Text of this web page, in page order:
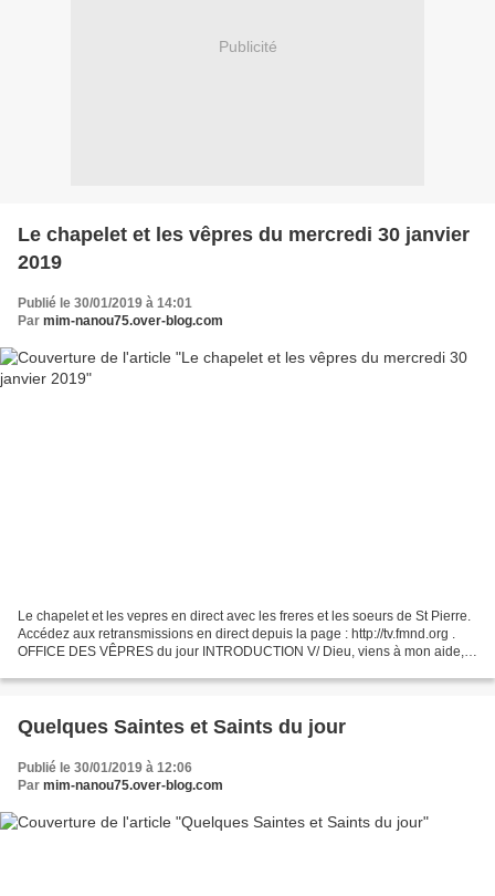
Publicité
Le chapelet et les vêpres du mercredi 30 janvier
2019
Publié le 30/01/2019 à 14:01
Par mim-nanou75.over-blog.com
Le chapelet et les vepres en direct avec les freres et les soeurs de St Pierre.
Accédez aux retransmissions en direct depuis la page : http://tv.fmnd.org .
OFFICE DES VÊPRES du jour INTRODUCTION V/ Dieu, viens à mon aide,
Quelques Saintes et Saints du jour
Publié le 30/01/2019 à 12:06
Par mim-nanou75.over-blog.com